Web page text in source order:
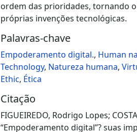
ordem das prioridades, tornando
próprias invenções tecnológicas.
Palavras-chave
Empoderamento digital., Human
Technology, Natureza humana,
Ethic, Ética
Citação
FIGUEIREDO, Rodrigo Lopes;
“Empoderamento digital”? suas